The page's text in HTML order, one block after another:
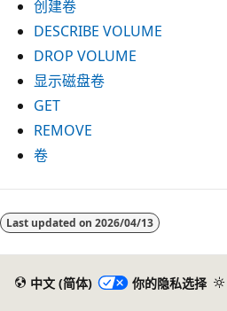
创建卷
DESCRIBE VOLUME
DROP VOLUME
显示磁盘卷
GET
REMOVE
卷
阅
读Last updated on 2026/04/13
中文 (简体) 你的隐私选择